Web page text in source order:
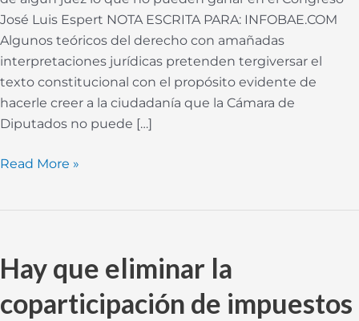
José Luis Espert NOTA ESCRITA PARA: INFOBAE.COM
Algunos teóricos del derecho con amañadas
interpretaciones jurídicas pretenden tergiversar el
texto constitucional con el propósito evidente de
hacerle creer a la ciudadanía que la Cámara de
Diputados no puede […]
Read More »
Hay que eliminar la
coparticipación de impuestos
eliminar
la
coparticipación